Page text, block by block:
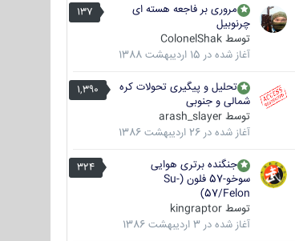
137
مروری بر فاجعه هسته ای
چرنوبیل
توسط ColonelShak
آغاز شده در 15 اردیبهشت 1388
1,390
تحلیل و پیگیری تحولات کره
شمالی و جنوبی
توسط arash_slayer
آغاز شده در 26 اردیبهشت 1386
324
جنگنده برتری هوایی
سوخو-57 فلون (Su-
57/Felon)
توسط kingraptor
آغاز شده در 3 اردیبهشت 1386